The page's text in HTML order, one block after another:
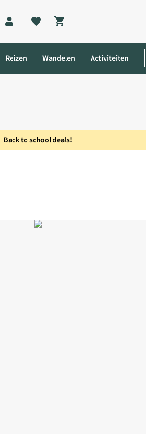
Shopping cart
Reizen Wandelen Activiteiten
Back to schooldeals!